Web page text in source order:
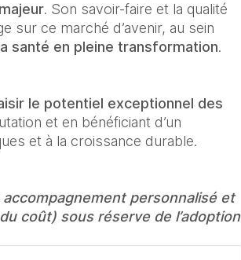
. Son savoir-faire et la qualité
sur ce marché d’avenir, au sein
santé en pleine transformation.
le potentiel exceptionnel des
et en bénéficiant d’un
et à la croissance durable.
personnalisé et
coût) sous réserve de l’adoption